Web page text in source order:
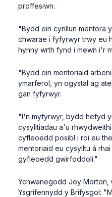
proffesiwn.
"Bydd ein cynllun mentora
chwarae i fyfyrwyr trwy eu
hynny wrth fynd i mewn i'r
"Bydd ein mentoriaid
ymarferol, yn ogystal ag
gan fyfyrwyr.
"I'n myfyrwyr, bydd hefyd
cysylltiadau a'u
cyfleoedd posibl i roi eu
mentoriaid eu cysylltu â
gyfleoedd gwirfoddoli."
Ychwanegodd Joy Morton,
Ysgrifennydd y Brifysgol: